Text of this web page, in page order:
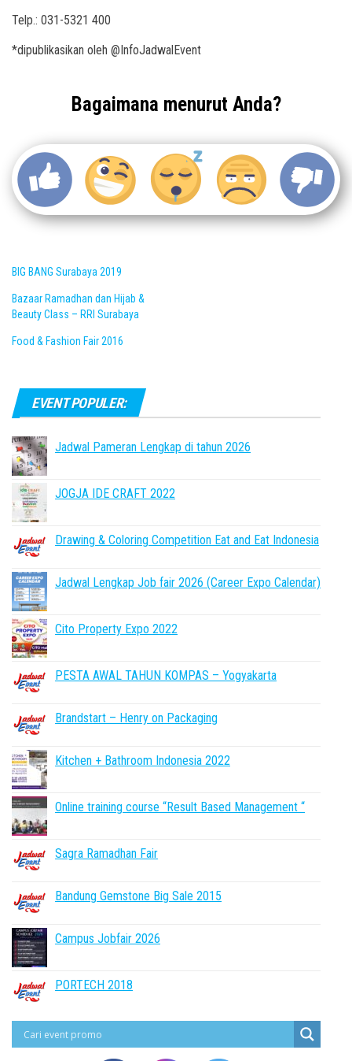
Telp.: 031-5321 400
*dipublikasikan oleh @InfoJadwalEvent
Bagaimana menurut Anda?
BIG BANG Surabaya 2019
Bazaar Ramadhan dan Hijab &
Beauty Class – RRI Surabaya
Food & Fashion Fair 2016
EVENT POPULER:
Jadwal Pameran Lengkap di tahun 2026
JOGJA IDE CRAFT 2022
Drawing & Coloring Competition Eat and Eat Indonesia
Jadwal Lengkap Job fair 2026 (Career Expo Calendar)
Cito Property Expo 2022
PESTA AWAL TAHUN KOMPAS – Yogyakarta
Brandstart – Henry on Packaging
Kitchen + Bathroom Indonesia 2022
Online training course “Result Based Management “
Sagra Ramadhan Fair
Bandung Gemstone Big Sale 2015
Campus Jobfair 2026
PORTECH 2018